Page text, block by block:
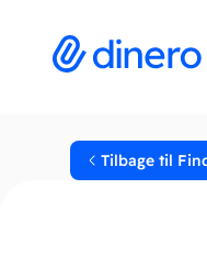
Tilbage til